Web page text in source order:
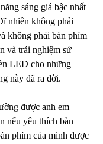
sáng giá bậc nhất
nhiên không phải
không phải bàn phím
và trải nghiệm sử
LED cho những
này đã ra đời.
được anh em
nếu yêu thích bàn
phím của mình được